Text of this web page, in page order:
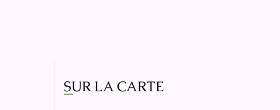
SUR LA CARTE